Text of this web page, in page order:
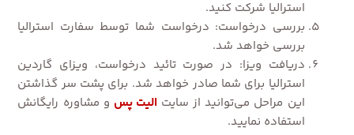
استرالیا شرکت کنید.
بررسی درخواست: درخواست شما توسط سفارت استرالیا
بررسی خواهد شد.
دریافت ویزا: در صورت تائید درخواست، ویزای گاردین
استرالیا برای شما صادر خواهد شد. برای پشت سر گذاشتن
این مراحل می‌توانید از سایت الیت پس و مشاوره رایگانش
استفاده نمایید.